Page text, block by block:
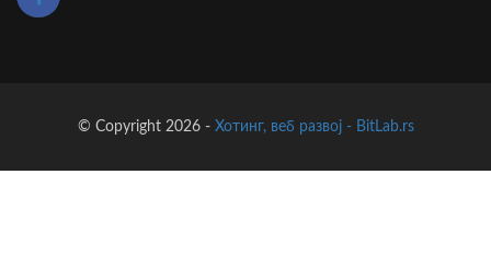
© Copyright 2026 - Хотинг, веб развој - BitLab.rs